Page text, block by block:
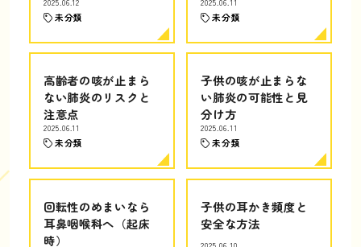
2025.06.12
未分類
2025.06.11
未分類
高齢者の咳が止まら
ない肺炎のリスクと
注意点
2025.06.11
未分類
子供の咳が止まらな
い肺炎の可能性と見
分け方
2025.06.11
未分類
回転性のめまいなら
耳鼻咽喉科へ（起床
時）
子供の耳かき頻度と
安全な方法